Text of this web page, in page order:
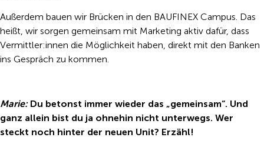
Außerdem bauen wir Brücken in den BAUFINEX Campus. Das
heißt, wir sorgen gemeinsam mit Marketing aktiv dafür, dass
Vermittler:innen die Möglichkeit haben, direkt mit den Banken
ins Gespräch zu kommen.
Marie: Du betonst immer wieder das „gemeinsam“. Und
ganz allein bist du ja ohnehin nicht unterwegs. Wer
steckt noch hinter der neuen Unit? Erzähl!